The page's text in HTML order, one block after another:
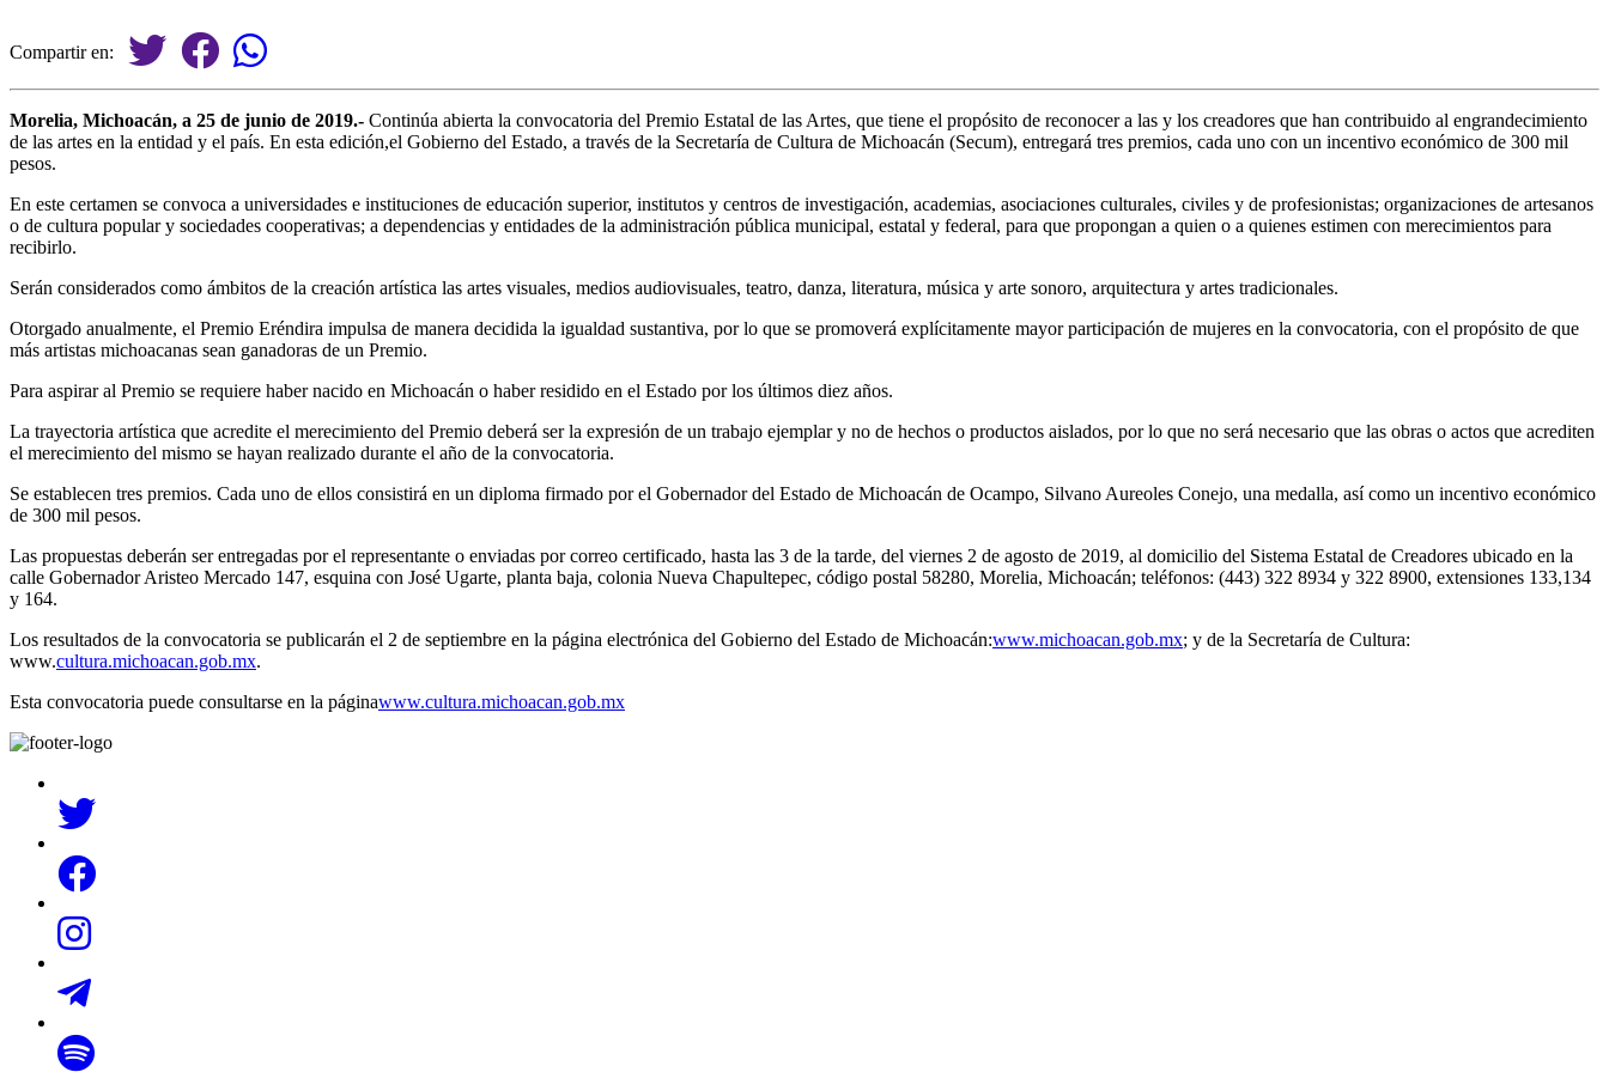
Compartir en:
Morelia, Michoacán, a 25 de junio de 2019.- Continúa abierta la convocatoria del Premio Estatal de las Artes, que tiene el propósito de reconocer a las y los creadores que han contribuido al engrandecimiento
de las artes en la entidad y el país. En esta edición,el Gobierno del Estado, a través de la Secretaría de Cultura de Michoacán (Secum), entregará tres premios, cada uno con un incentivo económico de 300 mil
pesos.
En este certamen se convoca a universidades e instituciones de educación superior, institutos y centros de investigación, academias, asociaciones culturales, civiles y de profesionistas; organizaciones de artesanos
o de cultura popular y sociedades cooperativas; a dependencias y entidades de la administración pública municipal, estatal y federal, para que propongan a quien o a quienes estimen con merecimientos para
recibirlo.
Serán considerados como ámbitos de la creación artística las artes visuales, medios audiovisuales, teatro, danza, literatura, música y arte sonoro, arquitectura y artes tradicionales.
Otorgado anualmente, el Premio Eréndira impulsa de manera decidida la igualdad sustantiva, por lo que se promoverá explícitamente mayor participación de mujeres en la convocatoria, con el propósito de que
más artistas michoacanas sean ganadoras de un Premio.
Para aspirar al Premio se requiere haber nacido en Michoacán o haber residido en el Estado por los últimos diez años.
La trayectoria artística que acredite el merecimiento del Premio deberá ser la expresión de un trabajo ejemplar y no de hechos o productos aislados, por lo que no será necesario que las obras o actos que acrediten
el merecimiento del mismo se hayan realizado durante el año de la convocatoria.
Se establecen tres premios. Cada uno de ellos consistirá en un diploma firmado por el Gobernador del Estado de Michoacán de Ocampo, Silvano Aureoles Conejo, una medalla, así como un incentivo económico
de 300 mil pesos.
Las propuestas deberán ser entregadas por el representante o enviadas por correo certificado, hasta las 3 de la tarde, del viernes 2 de agosto de 2019, al domicilio del Sistema Estatal de Creadores ubicado en la
calle Gobernador Aristeo Mercado 147, esquina con José Ugarte, planta baja, colonia Nueva Chapultepec, código postal 58280, Morelia, Michoacán; teléfonos: (443) 322 8934 y 322 8900, extensiones 133,134
y 164.
Los resultados de la convocatoria se publicarán el 2 de septiembre en la página electrónica del Gobierno del Estado de Michoacán:www.michoacan.gob.mx; y de la Secretaría de Cultura:
www.cultura.michoacan.gob.mx.
Esta convocatoria puede consultarse en la páginawww.cultura.michoacan.gob.mx